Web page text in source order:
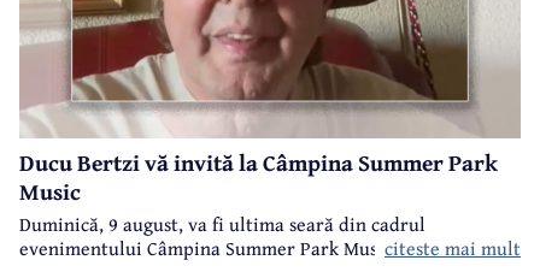
Ducu Bertzi vă invită la Câmpina Summer Park
Music
Duminică, 9 august, va fi ultima seară din cadrul
evenimentului Câmpina Summer Park Music 2026.citeste mai mult